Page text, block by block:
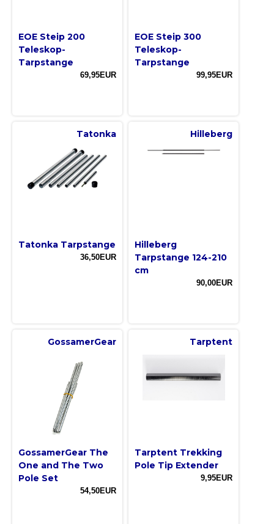
EOE Steip 200
Teleskop-
Tarpstange
69,95EUR
EOE Steip 300
Teleskop-
Tarpstange
99,95EUR
Tatonka
Tatonka Tarpstange
36,50EUR
Hilleberg
Hilleberg
Tarpstange 124-210
cm
90,00EUR
GossamerGear
GossamerGear The
One and The Two
Pole Set
54,50EUR
Tarptent
Tarptent Trekking
Pole Tip Extender
9,95EUR